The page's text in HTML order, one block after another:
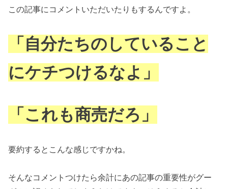
この記事にコメントいただいたりもするんですよ。
「自分たちのしていること
にケチつけるなよ」
「これも商売だろ」
要約するとこんな感じですかね。
そんなコメントつけたら余計にあの記事の重要性がグー